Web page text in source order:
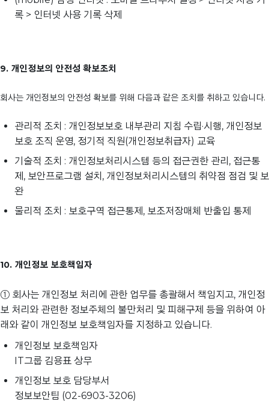
록 > 인터넷 사용 기록 삭제
9. 개인정보의 안전성 확보조치
회사는 개인정보의 안전성 확보를 위해 다음과 같은 조치를 취하고 있습니다.
관리적 조치 : 개인정보보호 내부관리 지침 수립·시행, 개인정보
보호 조직 운영, 정기적 직원(개인정보취급자) 교육
기술적 조치 : 개인정보처리시스템 등의 접근권한 관리, 접근통
제, 보안프로그램 설치, 개인정보처리시스템의 취약점 점검 및 보
완
물리적 조치 : 보호구역 접근통제, 보조저장매체 반출입 통제
10. 개인정보 보호책임자
① 회사는 개인정보 처리에 관한 업무를 총괄해서 책임지고, 개인정
보 처리와 관련한 정보주체의 불만처리 및 피해구제 등을 위하여 아
래와 같이 개인정보 보호책임자를 지정하고 있습니다.
개인정보 보호책임자
IT그룹 김용표 상무
개인정보 보호 담당부서
정보보안팀 (02-6903-3206)